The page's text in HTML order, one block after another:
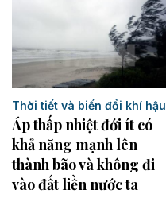
Thời tiết và biến đổi khí hậu
Áp thấp nhiệt đới ít có
khả năng mạnh lên
thành bão và không đi
vào đất liền nước ta